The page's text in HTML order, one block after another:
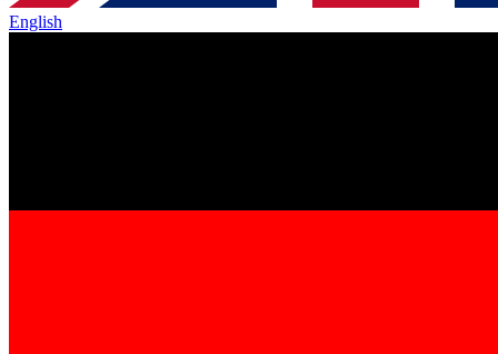
English